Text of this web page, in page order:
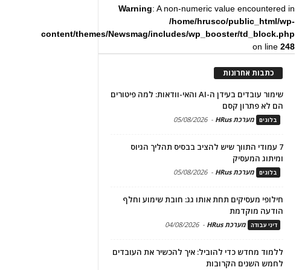
Warning: A non-numeric value encountered in
/home/hrusco/public_html/wp-
content/themes/Newsmag/includes/wp_booster/td_block.php
on line248
כתבות אחרונות
שימור עובדים בעידן ה-AI והאי-וודאות: למה פיטורים
הם לא פתרון קסם
בלוגים מערכת HRus -
05/08/2026
7 עמודי התווך שיש להציב בבסיס תהליך הגיוס
ומיתוג המעסיק
בלוגים מערכת HRus -
05/08/2026
חילופי מעסיקים תחת אותו גג: חובת שימוע וחלף
הודעה מוקדמת
דיני עבודה מערכת HRus -
04/08/2026
ללמוד מחדש כדי להוביל: איך להכשיר את העובדים
לחמש השנים הקרובות